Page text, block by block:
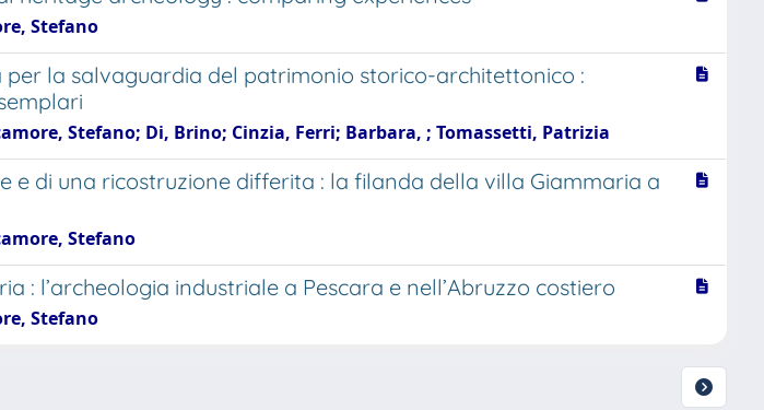
Stefano
per la salvaguardia del patrimonio storico-architettonico :
Stefano; Di, Brino; Cinzia, Ferri; Barbara, ; Tomassetti, Patrizia
e di una ricostruzione differita : la filanda della villa Giammaria a
Stefano
: l’archeologia industriale a Pescara e nell’Abruzzo costiero
Stefano